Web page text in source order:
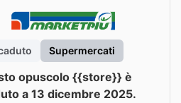
Supermercati
opuscolo {{store}} è
a 13 dicembre 2025.